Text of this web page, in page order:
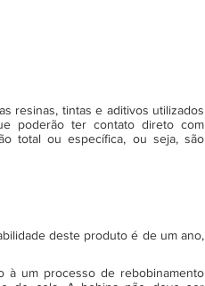
resinas, tintas e aditivos utilizados
poderão ter contato direto com
total ou específica, ou seja, são
deste produto é de um ano,
à um processo de rebobinamento